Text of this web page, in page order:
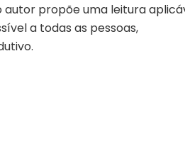
propõe uma leitura
a todas as pessoas,